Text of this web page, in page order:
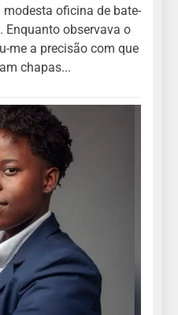
oficina de bate-
Enquanto observava o
me a precisão com que
chapas...